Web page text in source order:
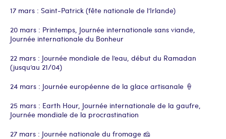
17 mars : Saint-Patrick (fête nationale de l’Irlande)
20 mars : Printemps, Journée internationale sans viande,
Journée internationale du Bonheur
22 mars : Journée mondiale de l’eau, début du Ramadan
(jusqu’au 21/04)
24 mars : Journée européenne de la glace artisanale 🍦
25 mars : Earth Hour, Journée internationale de la gaufre,
Journée mondiale de la procrastination
27 mars : Journée nationale du fromage 🧀